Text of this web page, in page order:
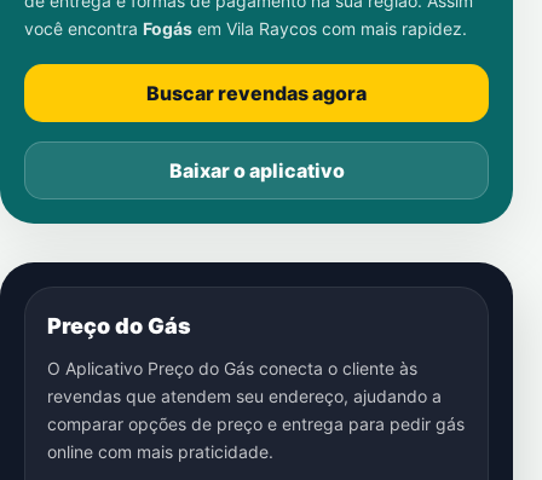
você encontra Fogás em Vila Raycos com mais rapidez.
Buscar revendas agora
Baixar o aplicativo
Preço do Gás
O Aplicativo Preço do Gás conecta o cliente às
revendas que atendem seu endereço, ajudando a
comparar opções de preço e entrega para pedir gás
online com mais praticidade.